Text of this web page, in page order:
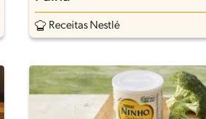
Receitas Nestlé